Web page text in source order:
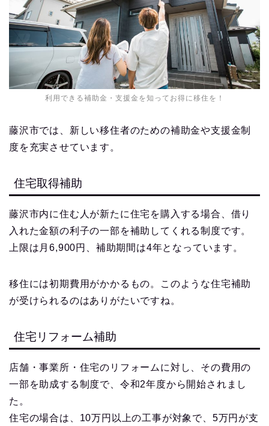
利用できる補助金・支援金を知ってお得に移住を！
藤沢市では、新しい移住者のための補助金や支援金制
度を充実させています。
住宅取得補助
藤沢市内に住む人が新たに住宅を購入する場合、借り
入れた金額の利子の一部を補助してくれる制度です。
上限は月6,900円、補助期間は4年となっています。
移住には初期費用がかかるもの。このような住宅補助
が受けられるのはありがたいですね。
住宅リフォーム補助
店舗・事業所・住宅のリフォームに対し、その費用の
一部を助成する制度で、令和2年度から開始されまし
た。
住宅の場合は、10万円以上の工事が対象で、5万円が支